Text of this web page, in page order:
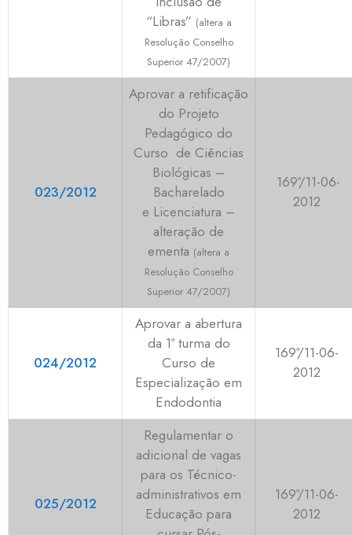
“Libras” (altera a
Resolução Conselho
Superior 47/2007)
023/2012
Aprovar a retificação
do Projeto
Pedagógico do
Curso de Ciências
Biológicas –
Bacharelado
e Licenciatura –
alteração de
ementa (altera a
Resolução Conselho
Superior 47/2007)
169ª/11-06-
2012
024/2012
Aprovar a abertura
da 1ª turma do
Curso de
Especialização em
Endodontia
169ª/11-06-
2012
025/2012
Regulamentar o
adicional de vagas
para os Técnico-
administrativos em
Educação para
169ª/11-06-
2012